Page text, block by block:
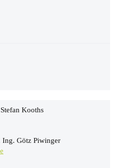
Kooths
Ing. Götz Piwinger